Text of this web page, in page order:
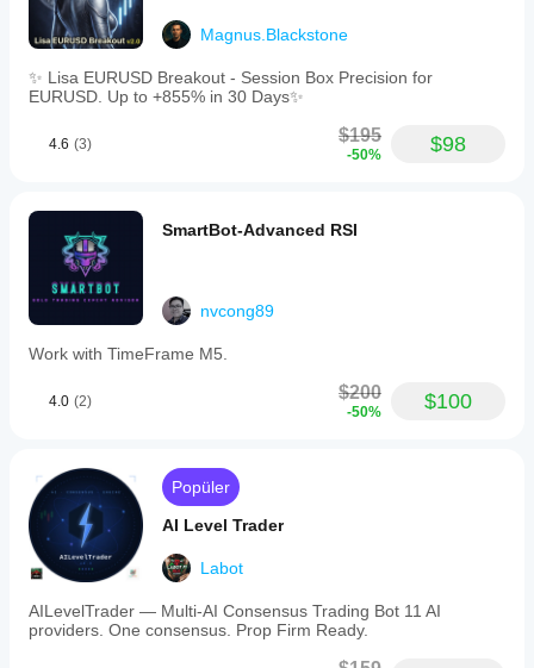
Magnus.Blackstone
✨ Lisa EURUSD Breakout - Session Box Precision for
EURUSD. Up to +855% in 30 Days✨
4.6 (3) $195
-50% $98
SmartBot-Advanced RSI
nvcong89
Work with TimeFrame M5.
4.0 (2) $200
-50% $100
Popüler
AI Level Trader
Labot
AILevelTrader — Multi-AI Consensus Trading Bot 11 AI
providers. One consensus. Prop Firm Ready.